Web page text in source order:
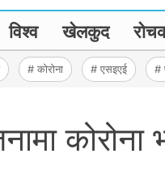
विश्व खेलकुद
# कोरोना # एसइएई #